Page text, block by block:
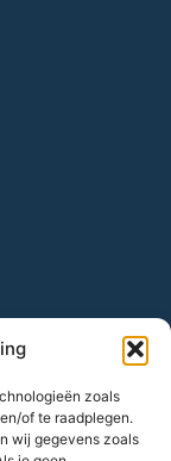
zoals
of te raadplegen.
wij gegevens zoals